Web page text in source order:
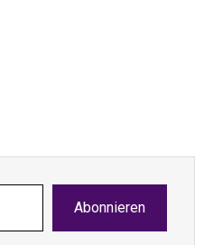
Abonnieren